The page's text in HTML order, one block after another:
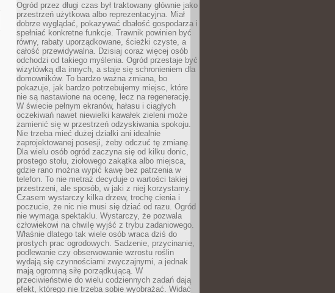
Ogród przez długi czas był traktowany głównie jako
przestrzeń użytkowa albo reprezentacyjna. Miał
dobrze wyglądać, pokazywać dbałość gospodarza i
spełniać konkretne funkcje. Trawnik powinien być
równy, rabaty uporządkowane, ścieżki czyste, a
całość przewidywalna. Dzisiaj coraz więcej osób
odchodzi od takiego myślenia. Ogród przestaje być
wizytówką dla innych, a staje się schronieniem dla
domowników. To bardzo ważna zmiana, bo
pokazuje, jak bardzo potrzebujemy miejsc, które
nie są nastawione na ocenę, lecz na regenerację.
W świecie pełnym ekranów, hałasu i ciągłych
oczekiwań nawet niewielki kawałek zieleni może
zamienić się w przestrzeń odzyskiwania spokoju.
Nie trzeba mieć dużej działki ani idealnie
zaprojektowanej posesji, żeby odczuć tę zmianę.
Dla wielu osób ogród zaczyna się od kilku donic,
prostego stołu, ziołowego zakątka albo miejsca,
gdzie rano można wypić kawę bez patrzenia w
telefon. To nie metraż decyduje o wartości takiej
przestrzeni, ale sposób, w jaki z niej korzystamy.
Czasem wystarczy kilka drzew, trochę cienia i
poczucie, że nic nie musi się dziać od razu. Ogród
nie wymaga spektaklu. Wystarczy, że pozwala
człowiekowi na chwilę wyjść z trybu zadaniowego.
Właśnie dlatego tak wiele osób wraca dziś do
prostych prac ogrodowych. Sadzenie, przycinanie,
podlewanie czy obserwowanie wzrostu roślin
wydają się czynnościami zwyczajnymi, a jednak
mają ogromną siłę porządkującą. W
przeciwieństwie do wielu codziennych zadań dają
efekt, którego nie trzeba sobie wyobrażać. Widać